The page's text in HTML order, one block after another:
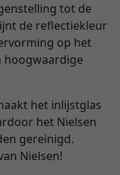
tot de
de reflectiekleur
op het
hoogwaardige
het inlijstglas
het Nielsen
gereinigd.
Nielsen!